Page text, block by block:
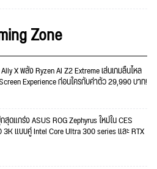
Zone
X พลัง Ryzen AI Z2 Extreme เล่นเกมลื่นไหล
Experience ก่อนใครกับค่าตัว 29,990 บาท!
ดแกร่ง ASUS ROG Zephyrus ใหม่ใน CES
แบบคู่ Intel Core Ultra 300 series และ RTX